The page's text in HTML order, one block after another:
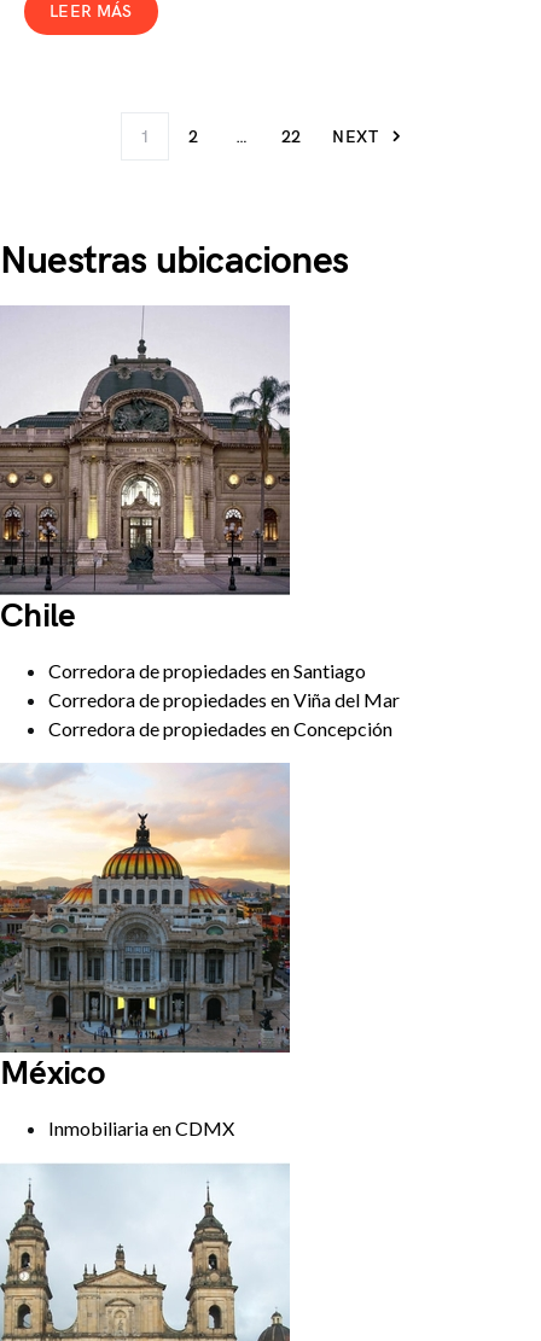
LEER MÁS
Paginación de
1 2 … 22 NEXT
Nuestras ubicaciones
Chile
Corredora de propiedades en Santiago
Corredora de propiedades en Viña del Mar
Corredora de propiedades en Concepción
México
Inmobiliaria en CDMX